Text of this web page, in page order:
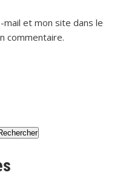
et mon site dans le
commentaire.